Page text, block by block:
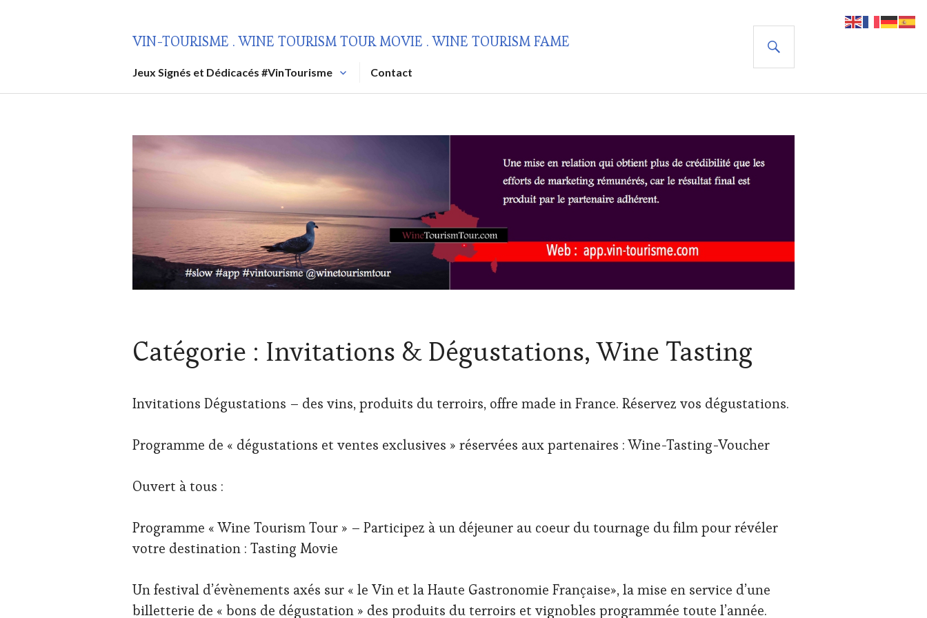
VIN-TOURISME . WINE TOURISM TOUR MOVIE . WINE TOURISM FAME
Jeux Signés et Dédicacés #VinTourisme Contact
Catégorie : Invitations & Dégustations, Wine Tasting
Invitations Dégustations – des vins, produits du terroirs, offre made in France. Réservez vos dégustations.
Programme de « dégustations et ventes exclusives » réservées aux partenaires : Wine-Tasting-Voucher
Ouvert à tous :
Programme « Wine Tourism Tour » – Participez à un déjeuner au coeur du tournage du film pour révéler
votre destination : Tasting Movie
Un festival d’évènements axés sur « le Vin et la Haute Gastronomie Française», la mise en service d’une
billetterie de « bons de dégustation » des produits du terroirs et vignobles programmée toute l’année.